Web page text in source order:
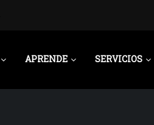
APRENDE SERVICIOS